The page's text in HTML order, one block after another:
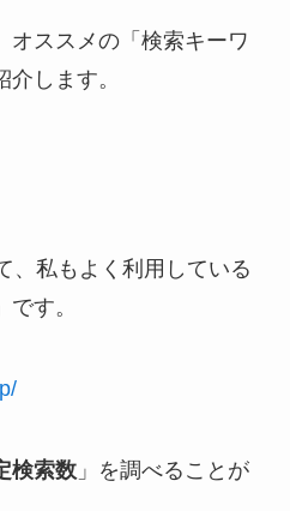
オススメの「検索キーワ
します。
、私もよく利用している
です。
検索数」を調べることが